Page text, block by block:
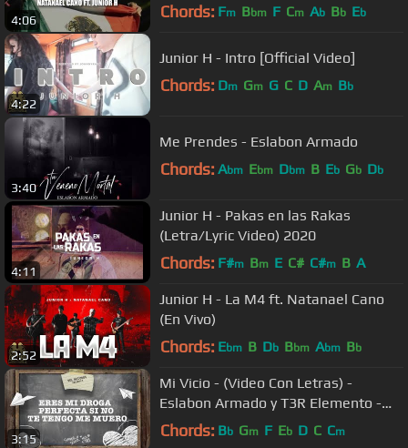
4:06 Chords: Fm Bbm F Cm Ab Bb Eb
4:22
Junior H - Intro [Official Video]
Chords: Dm Gm G C D Am Bb
3:40
Me Prendes - Eslabon Armado
Chords: Abm Ebm Dbm B Eb Gb Db
4:11
Junior H - Pakas en las Rakas
(Letra/Lyric Video) 2020
Chords: F#m Bm E C# C#m B A
2:52
Junior H - La M4 ft. Natanael Cano
(En Vivo)
Chords: Ebm B Db Bbm Abm Bb
3:15
Mi Vicio - (Video Con Letras) -
Eslabon Armado y T3R Elemento -
DEL Records 2020
Chords: Bb Gm F Eb D C Cm